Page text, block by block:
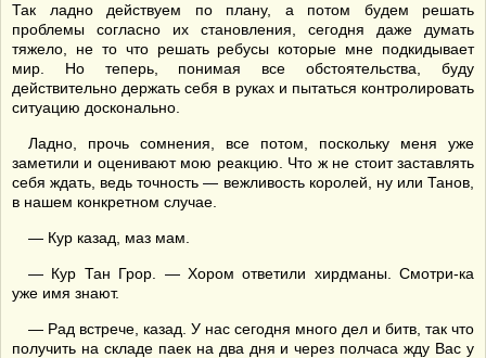
Так ладно действуем по плану, а потом будем решать
проблемы согласно их становления, сегодня даже думать
тяжело, не то что решать ребусы которые мне подкидывает
мир. Но теперь, понимая все обстоятельства, буду
действительно держать себя в руках и пытаться контролировать
ситуацию досконально.
Ладно, прочь сомнения, все потом, поскольку меня уже
заметили и оценивают мою реакцию. Что ж не стоит заставлять
себя ждать, ведь точность — вежливость королей, ну или Танов,
в нашем конкретном случае.
— Кур казад, маз мам.
— Кур Тан Грор. — Хором ответили хирдманы. Смотри-ка
уже имя знают.
— Рад встрече, казад. У нас сегодня много дел и битв, так что
получить на складе паек на два дня и через полчаса жду Вас у